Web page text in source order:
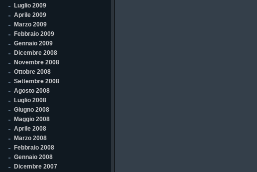
Luglio 2009
Aprile 2009
Marzo 2009
Febbraio 2009
Gennaio 2009
Dicembre 2008
Novembre 2008
Ottobre 2008
Settembre 2008
Agosto 2008
Luglio 2008
Giugno 2008
Maggio 2008
Aprile 2008
Marzo 2008
Febbraio 2008
Gennaio 2008
Dicembre 2007